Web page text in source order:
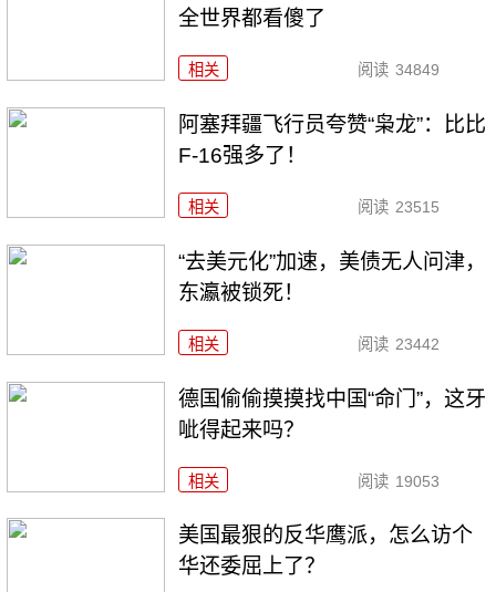
全世界都看傻了
相关 阅读 34849
阿塞拜疆飞行员夸赞“枭龙”：比比
F-16强多了！
相关 阅读 23515
“去美元化”加速，美债无人问津，
东瀛被锁死！
相关 阅读 23442
德国偷偷摸摸找中国“命门”，这牙
呲得起来吗？
相关 阅读 19053
美国最狠的反华鹰派，怎么访个
华还委屈上了？